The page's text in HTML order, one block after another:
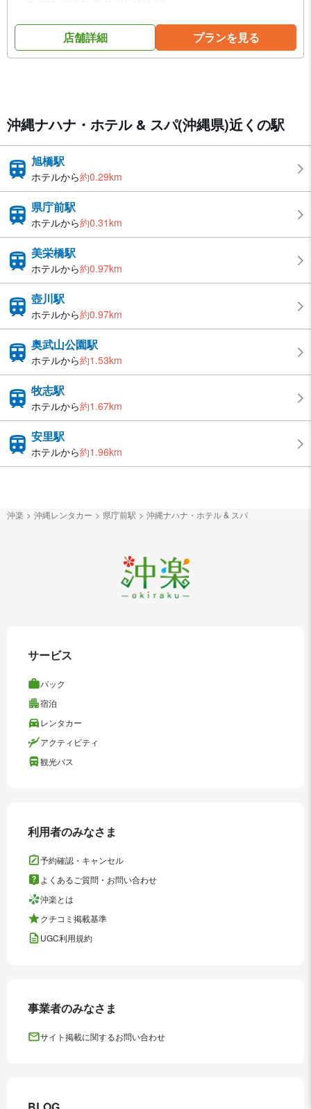
店舗詳細 プランを見る
沖縄ナハナ・ホテル & スパ(沖縄県)近くの駅
旭橋駅
ホテルから約0.29km
県庁前駅
ホテルから約0.31km
美栄橋駅
ホテルから約0.97km
壺川駅
ホテルから約0.97km
奥武山公園駅
ホテルから約1.53km
牧志駅
ホテルから約1.67km
安里駅
ホテルから約1.96km
沖楽 沖縄レンタカー 県庁前駅 沖縄ナハナ・ホテル & スパ
サービス
パック
宿泊
レンタカー
アクティビティ
観光バス
利用者のみなさま
予約確認・キャンセル
よくあるご質問・お問い合わせ
沖楽とは
クチコミ掲載基準
UGC利用規約
事業者のみなさま
サイト掲載に関するお問い合わせ